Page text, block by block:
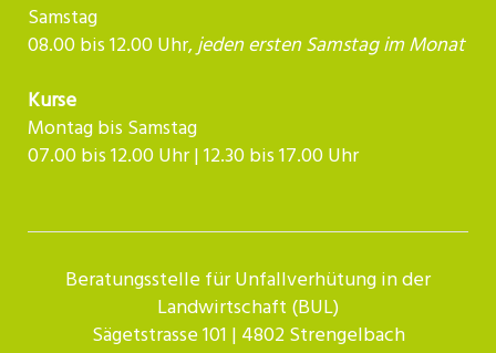
Samstag
08.00 bis 12.00 Uhr,jeden ersten Samstag im Monat
Kurse
Montag bis Samstag
07.00 bis 12.00 Uhr | 12.30 bis 17.00 Uhr​​​​​​
Beratungsstelle für Unfallverhütung in der
Landwirtschaft (BUL)
Sägetstrasse 101 | 4802 Strengelbach